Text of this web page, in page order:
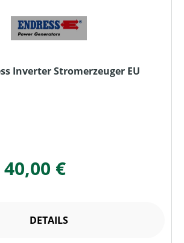
Inverter Stromerzeuger EU
40,00 €
DETAILS